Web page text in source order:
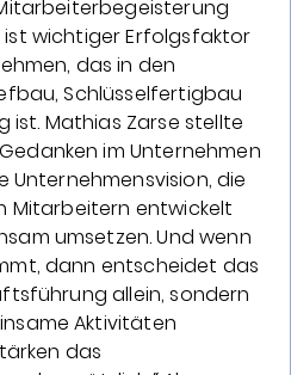
wichtiger Erfolgsfaktor
das in den
Schlüsselfertigbau
Mathias Zarse stellte
im Unternehmen
Unternehmensvision, die
Mitarbeitern entwickelt
umsetzen. Und wenn
dann entscheidet das
allein, sondern
Aktivitäten
das